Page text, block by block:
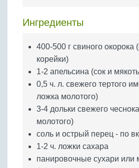
Яйца
Ингредиенты
400-500 г свиного окорока
корейки)
1-2 апельсина (сок и
0,5 ч. л. свежего тертого
ложка молотого)
3-4 дольки свежего
молотого)
соль и острый перец - по
1-2 ч. ложки сахара
панировочные сухари или